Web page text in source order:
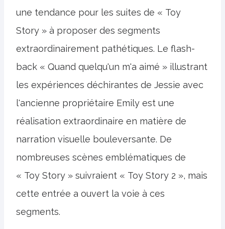
une tendance pour les suites de « Toy
Story » à proposer des segments
extraordinairement pathétiques. Le flash-
back « Quand quelqu'un m'a aimé » illustrant
les expériences déchirantes de Jessie avec
l'ancienne propriétaire Emily est une
réalisation extraordinaire en matière de
narration visuelle bouleversante. De
nombreuses scènes emblématiques de
« Toy Story » suivraient « Toy Story 2 », mais
cette entrée a ouvert la voie à ces
segments.